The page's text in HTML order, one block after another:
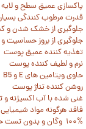
پاکسازی عمیق سطح و
قدرت مرطوب کنندگی بسیار
جلوگیری از خشک شدن و
جلوگیری از بروز
تغذیه کننده عمیق پوست
نرم و لطیف کننده پوست
حاوی ویتامین های E و B5
روشن کننده تناژ پوست
غنی شده با آب اکسیژنه
فاقد هرگونه مواد
۱۰۰% وگان و بدون تست حیوانی